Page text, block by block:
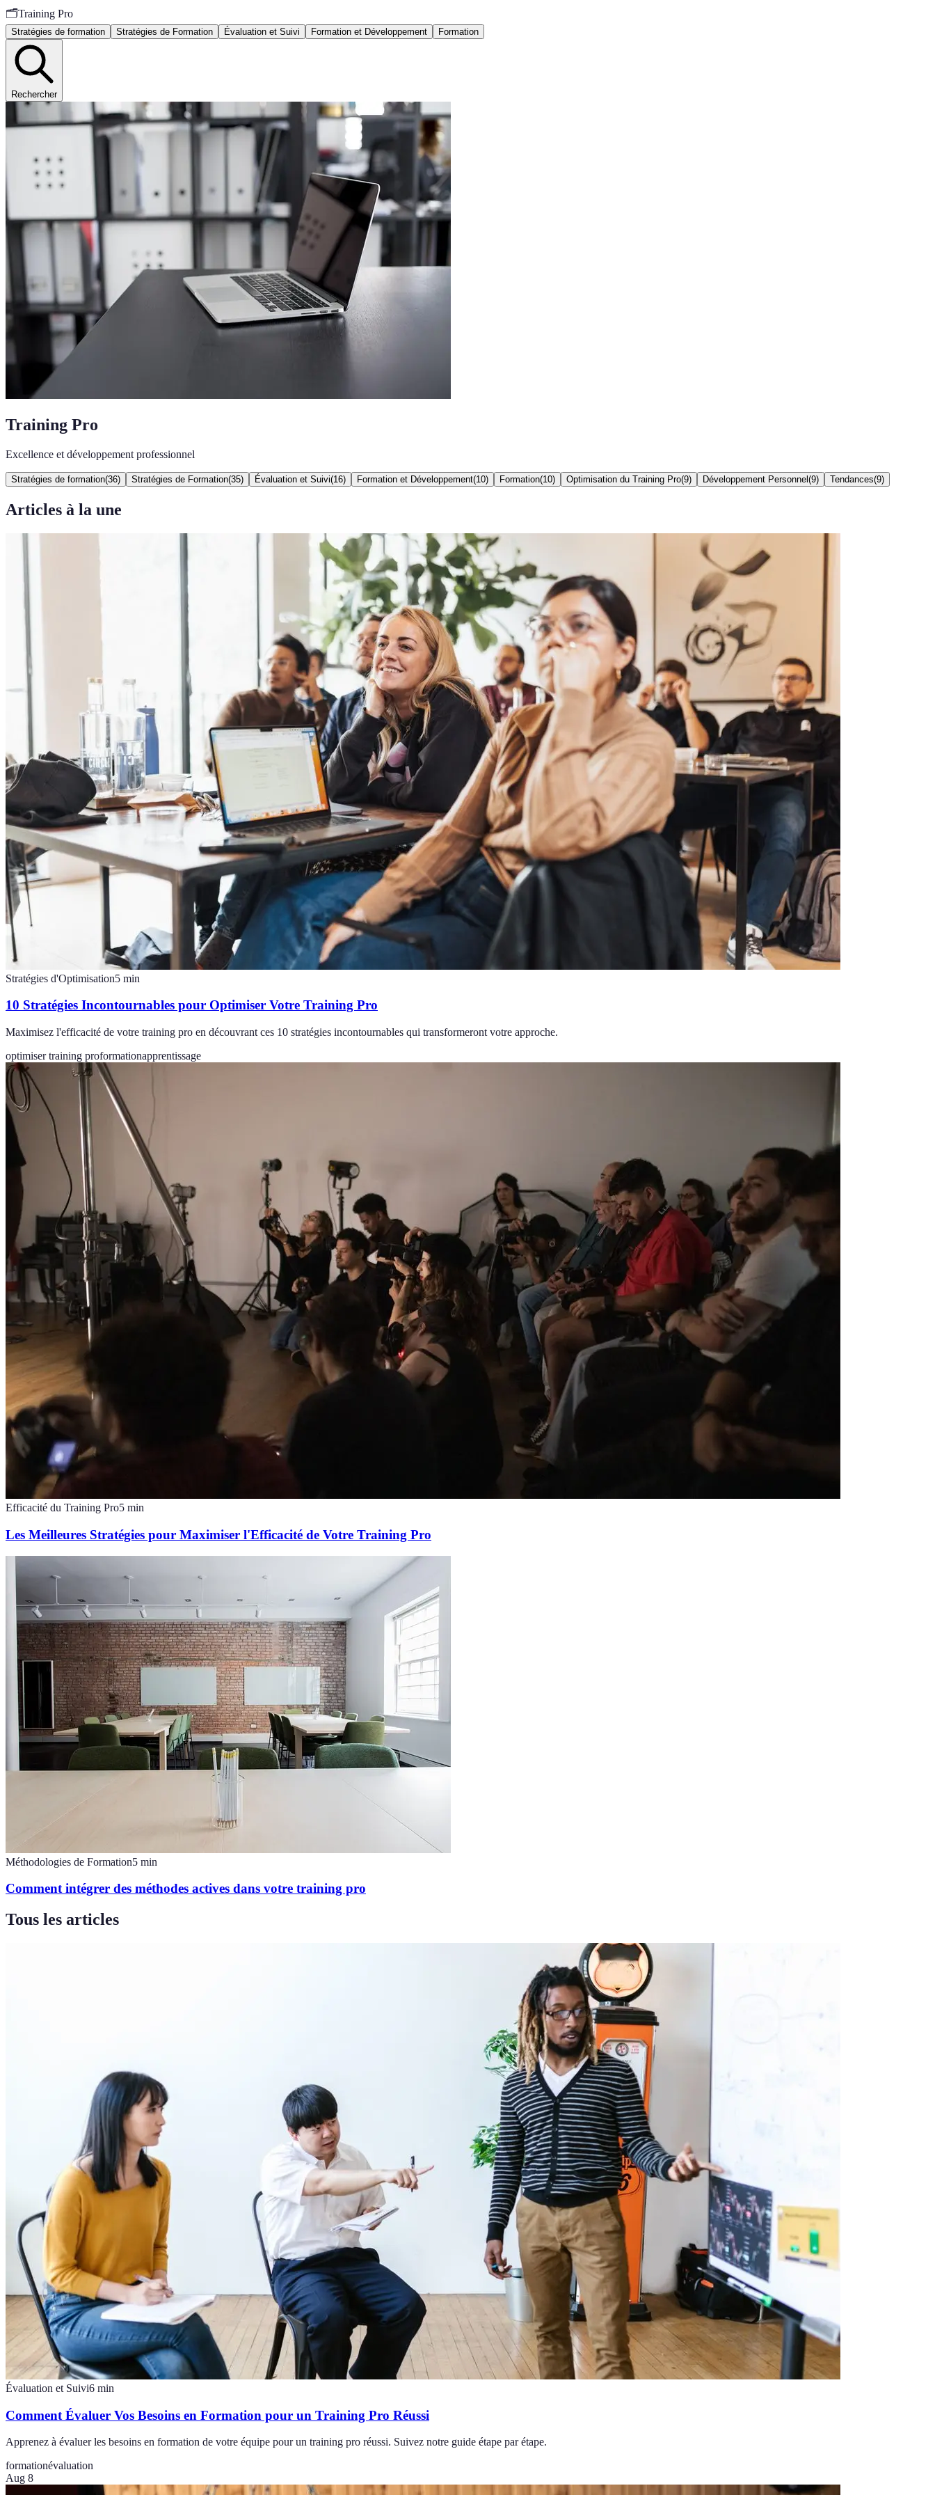
🗂️Training Pro
Stratégies de formation Stratégies de Formation Évaluation et Suivi Formation et Développement Formation
Rechercher
Training Pro
Excellence et développement professionnel
Stratégies de formation(36) Stratégies de Formation(35) Évaluation et Suivi(16) Formation et Développement(10) Formation(10) Optimisation du Training Pro(9) Développement Personnel (9) Tendances(9)
Articles à la une
Stratégies d'Optimisation5 min
10 Stratégies Incontournables pour Optimiser Votre Training Pro
Maximisez l'efficacité de votre training pro en découvrant ces 10 stratégies incontournables qui transformeront votre approche.
optimiser training proformationapprentissage
Efficacité du Training Pro5 min
Les Meilleures Stratégies pour Maximiser l'Efficacité de Votre Training Pro
Méthodologies de Formation5 min
Comment intégrer des méthodes actives dans votre training pro
Tous les articles
Évaluation et Suivi6 min
Comment Évaluer Vos Besoins en Formation pour un Training Pro Réussi
Apprenez à évaluer les besoins en formation de votre équipe pour un training pro réussi. Suivez notre guide étape par étape.
formationévaluation
Aug 8